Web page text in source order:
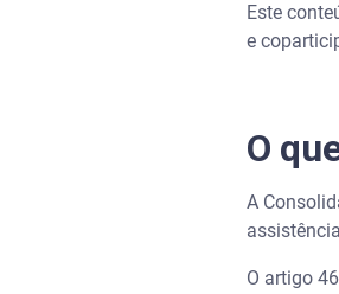
Este
e
O
A
O artigo